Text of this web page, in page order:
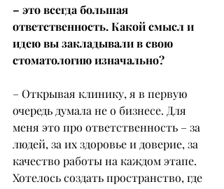
– это всегда большая
ответственность. Какой смысл и
идею вы закладывали в свою
стоматологию изначально?
– Открывая клинику, я в первую
очередь думала не о бизнесе. Для
меня это про ответственность – за
людей, за их здоровье и доверие, за
качество работы на каждом этапе.
Хотелось создать пространство, где